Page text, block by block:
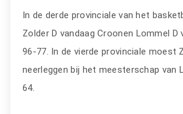
In de derde provinciale van het
Zolder D vandaag Croonen Lommel D
96-77. In de vierde provinciale moest
neerleggen bij het meesterschap van
64.